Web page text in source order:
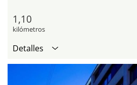
1,10
kilómetros
Detalles